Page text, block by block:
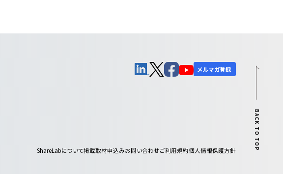
メルマガ登録
ShareLabについて掲載取材申込みお問い合わせご利用規約個人情報保護方針 BACK TO TOP